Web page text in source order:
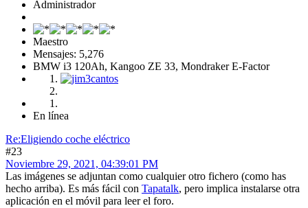
Administrador
Maestro
Mensajes: 5,276
BMW i3 120Ah, Kangoo ZE 33, Mondraker E-Factor
En línea
Re:Eligiendo coche eléctrico
#23
Noviembre 29, 2021, 04:39:01 PM
Las imágenes se adjuntan como cualquier otro fichero (como has
hecho arriba). Es más fácil con Tapatalk, pero implica instalarse otra
aplicación en el móvil para leer el foro.